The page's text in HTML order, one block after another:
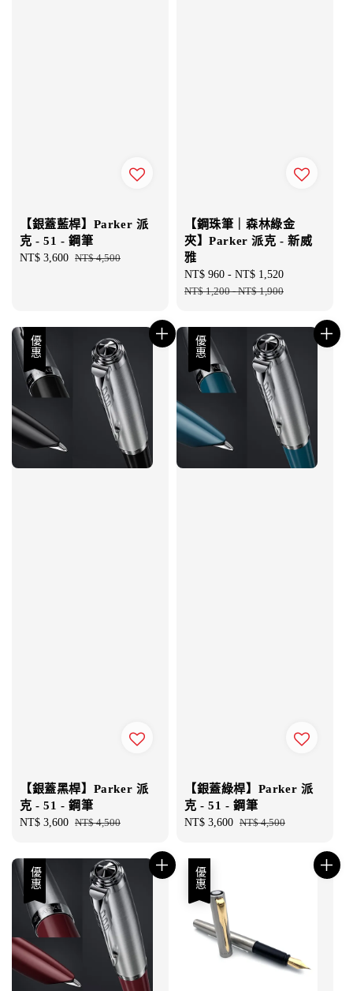
【銀蓋藍桿】Parker 派
克 - 51 - 鋼筆
Sale
NT$ 3,600 Regular
NT$ 4,500
【鋼珠筆｜森林綠金
夾】Parker 派克 - 新威
雅
Sale
price
NT$ 960 - NT$ 1,520
NT$ 1,200-NT$ 1,900
優惠
【銀蓋黑桿】Parker 派
克 - 51 - 鋼筆
Sale
NT$ 3,600 Regular
NT$ 4,500
優惠
【銀蓋綠桿】Parker 派
克 - 51 - 鋼筆
Sale
NT$ 3,600 Regular
NT$ 4,500
優惠 優惠